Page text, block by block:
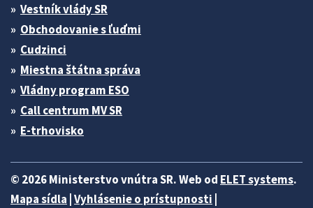
Vestník vlády SR
Obchodovanie s ľuďmi
Cudzinci
Miestna štátna správa
Vládny program ESO
Call centrum MV SR
E-trhovisko
© 2026 Ministerstvo vnútra SR. Web od ELET systems.
Mapa sídla Vyhlásenie o prístupnosti